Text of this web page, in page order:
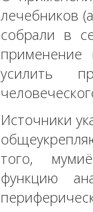
лечебников
собрали в
применение
усилить
Источники
того,
функцию